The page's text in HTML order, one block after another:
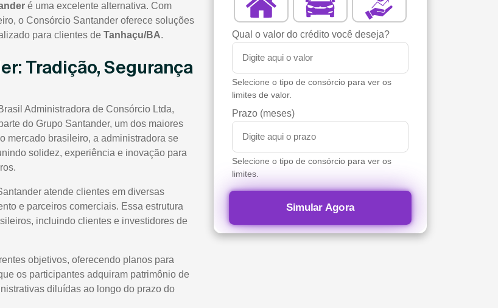
é uma excelente alternativa. Com
o Consórcio Santander oferece soluções
para clientes de Tanhaçu/BA.
Tradição, Segurança
Administradora de Consórcio Ltda,
do Grupo Santander, um dos maiores
mercado brasileiro, a administradora se
solidez, experiência e inovação para
atende clientes em diversas
e parceiros comerciais. Essa estrutura
incluindo clientes e investidores de
objetivos, oferecendo planos para
os participantes adquiram patrimônio de
diluídas ao longo do prazo do
Qual o valor do crédito você deseja?
Selecione o tipo de consórcio para ver os
limites de valor.
Prazo (meses)
Selecione o tipo de consórcio para ver os
limites.
Simular Agora